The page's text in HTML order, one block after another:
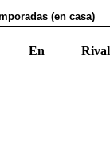
(en casa)
En Rival